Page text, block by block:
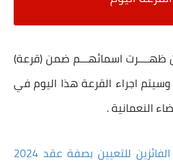
اسمائهـــم ضمن (قرعة)
اجراء القرعة هذا اليوم في
النعمانية .
ملاحظة: عند اعلان اسماء الفائزين للتعيين بصفة عقد 2024